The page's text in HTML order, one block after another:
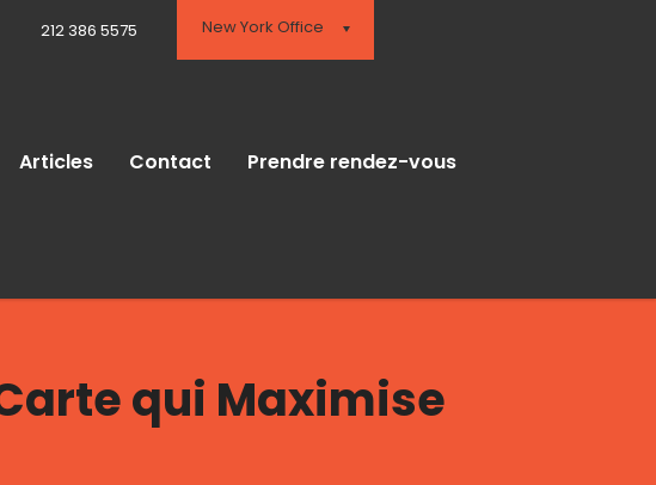
New York Office
212 386 5575
Articles Contact Prendre rendez-vous
qui Maximise